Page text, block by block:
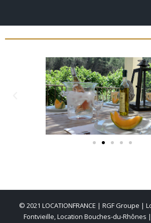
© 2021 LOCATIONFRANCE | RGF Groupe |
Fontvieille, Location Bouches-du-Rhônes